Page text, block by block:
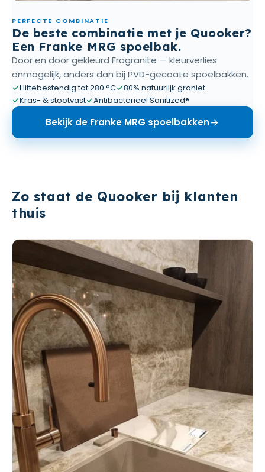
PERFECTE COMBINATIE
De beste combinatie met je Quooker?
Een Franke MRG spoelbak.
Door en door gekleurd Fragranite — kleurverlies
onmogelijk, anders dan bij PVD-gecoate spoelbakken.
Hittebestendig tot 280 °C
80% natuurlijk graniet
Kras- & stootvast
Antibacterieel Sanitized®
Bekijk de Franke MRG spoelbakken
Zo staat de Quooker bij klanten
thuis